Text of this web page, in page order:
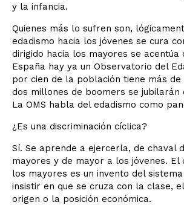
y la infancia.
Quienes más lo sufren son,
edadismo hacia los jóvenes se cura
dirigido hacia los mayores se acentúa
España hay ya un Observatorio del
por cien de la población tiene más de
dos millones de boomers se jubilarán
La OMS habla del edadismo como
¿Es una discriminación cíclica?
Sí. Se aprende a ejercerla, de chaval
mayores y de mayor a los jóvenes. El
los mayores es un invento del
insistir en que se cruza con la clase,
origen o la posición económica.